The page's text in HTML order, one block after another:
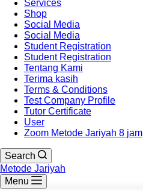
Services
Shop
Social Media
Social Media
Student Registration
Student Registration
Tentang Kami
Terima kasih
Terms & Conditions
Test Company Profile
Tutor Certificate
User
Zoom Metode Jariyah 8 jam
Search
Metode Jariyah
Menu